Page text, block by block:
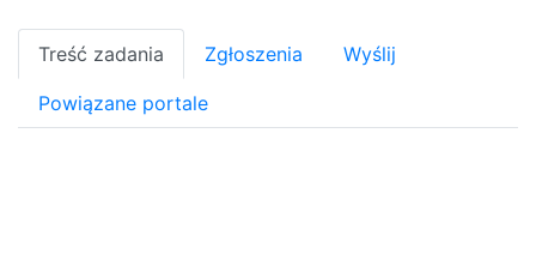
Treść zadania Zgłoszenia Wyślij
Powiązane portale